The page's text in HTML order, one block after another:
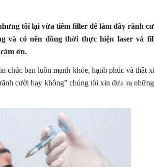
tôi lại vừa tiêm filler để làm đầy rãnh
và có nên đồng thời thực hiện laser và
ơn.
chúc bạn luôn mạnh khỏe, hạnh phúc và thật
cười hay không” chúng tôi xin đưa ra